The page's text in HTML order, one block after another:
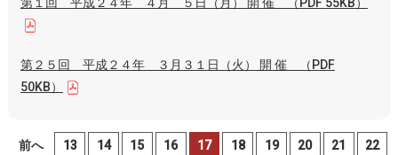
第２５回 平成２４年 ３月３１日（火） 開 催 （PDF
50KB）
前へ 13 14 15 16 17 18 19 20 21 22